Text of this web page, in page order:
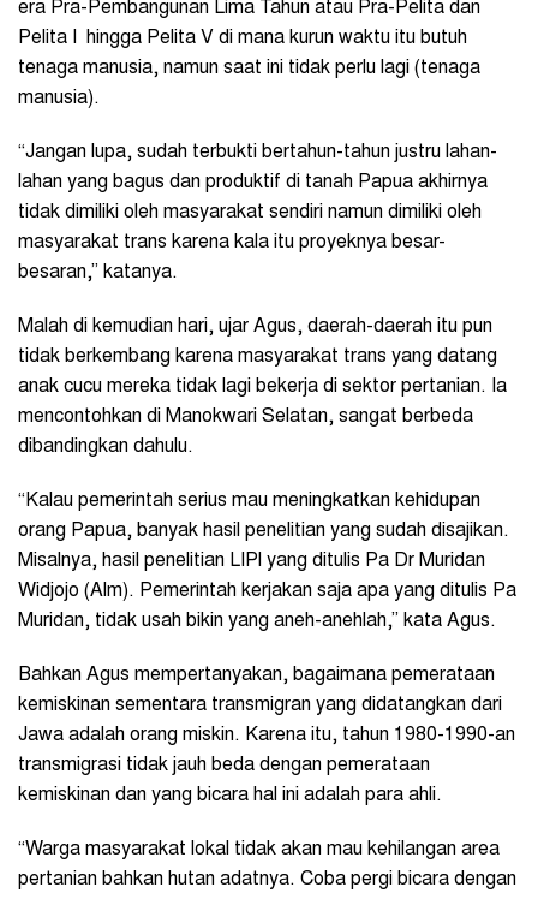
era Pra-Pembangunan Lima Tahun atau Pra-Pelita dan
Pelita I hingga Pelita V di mana kurun waktu itu butuh
tenaga manusia, namun saat ini tidak perlu lagi (tenaga
manusia).
“Jangan lupa, sudah terbukti bertahun-tahun justru lahan-
lahan yang bagus dan produktif di tanah Papua akhirnya
tidak dimiliki oleh masyarakat sendiri namun dimiliki oleh
masyarakat trans karena kala itu proyeknya besar-
besaran,” katanya.
Malah di kemudian hari, ujar Agus, daerah-daerah itu pun
tidak berkembang karena masyarakat trans yang datang
anak cucu mereka tidak lagi bekerja di sektor pertanian. Ia
mencontohkan di Manokwari Selatan, sangat berbeda
dibandingkan dahulu.
“Kalau pemerintah serius mau meningkatkan kehidupan
orang Papua, banyak hasil penelitian yang sudah disajikan.
Misalnya, hasil penelitian LIPI yang ditulis Pa Dr Muridan
Widjojo (Alm). Pemerintah kerjakan saja apa yang ditulis Pa
Muridan, tidak usah bikin yang aneh-anehlah,” kata Agus.
Bahkan Agus mempertanyakan, bagaimana pemerataan
kemiskinan sementara transmigran yang didatangkan dari
Jawa adalah orang miskin. Karena itu, tahun 1980-1990-an
transmigrasi tidak jauh beda dengan pemerataan
kemiskinan dan yang bicara hal ini adalah para ahli.
“Warga masyarakat lokal tidak akan mau kehilangan area
pertanian bahkan hutan adatnya. Coba pergi bicara dengan